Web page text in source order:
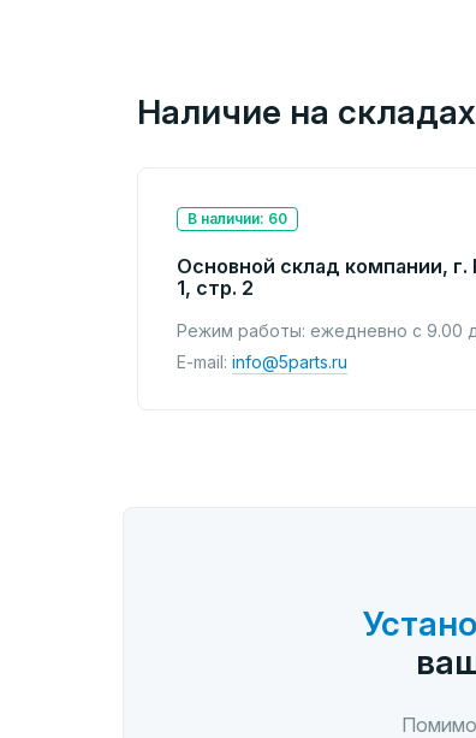
Наличие на складах
В наличии: 60
Основной склад компании,
1, стр. 2
Режим работы: ежедневно с 9.00
E-mail: info@5parts.ru
Помимо